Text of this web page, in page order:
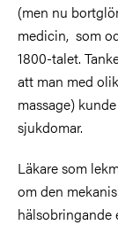
(men nu
medicin, som
1800-talet.
att man med
massage)
sjukdomar.
Läkare som
om den
hälsobringande